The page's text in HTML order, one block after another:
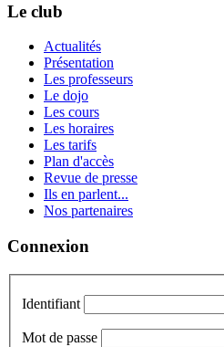
Le club
Actualités
Présentation
Les professeurs
Le dojo
Les cours
Les horaires
Les tarifs
Plan d'accès
Revue de presse
Ils en parlent...
Nos partenaires
Connexion
Identifiant
Mot de passe